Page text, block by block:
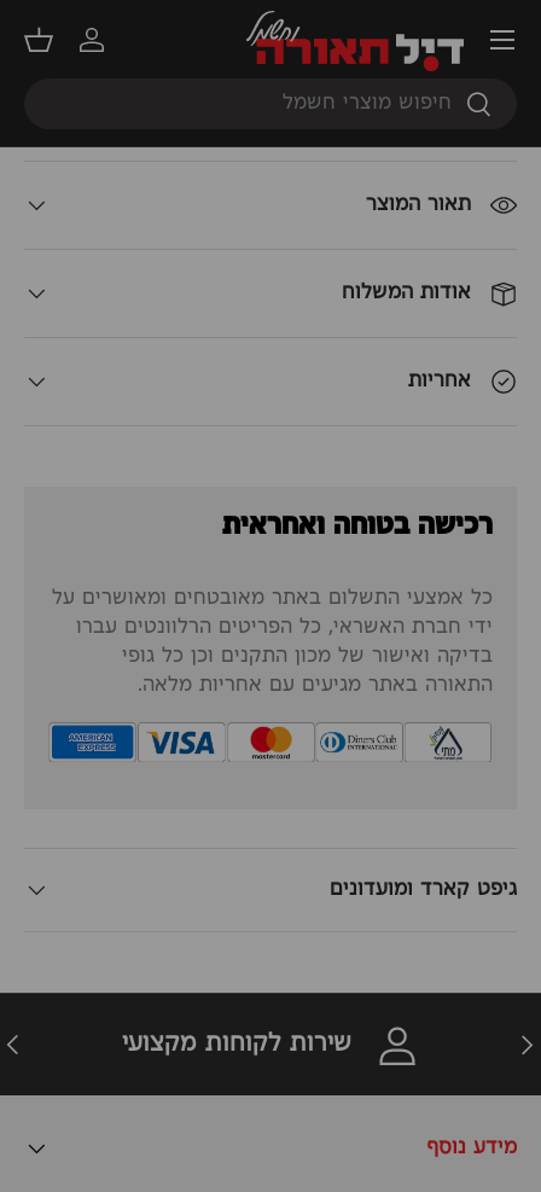
חיפוש
חיפוש
התחברות
סל
תפריט
מדריך גוון אור
כמות
-
+
תאור המוצר
אודות המשלוח
אחריות
רכישה בטוחה ואחראית
כל אמצעי התשלום באתר מאובטחים ומאושרים על
ידי חברת האשראי, כל הפריטים הרלוונטים עברו
בדיקה ואישור של מכון התקנים וכן כל גופי
התאורה באתר מגיעים עם אחריות מלאה.
גיפט קארד ומועדונים
חזרה שירות לקוחות מקצועי
מידע נוסף